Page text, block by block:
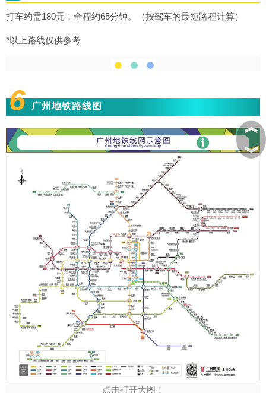
打车约需180元，全程约65分钟。（按驾车的最短路程计算）
*以上路线仅供参考
6 广州地铁路线图
点击打开大图！
︽
︾